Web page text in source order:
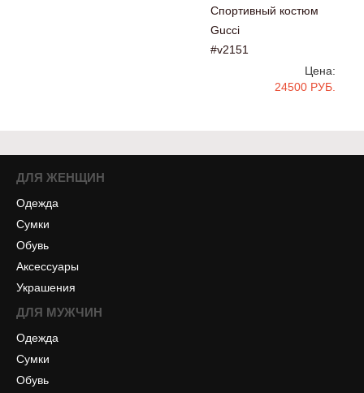
Спортивный костюм
Gucci
#v2151
Цена:
24500 РУБ.
ДЛЯ ЖЕНЩИН
Одежда
Сумки
Обувь
Аксессуары
Украшения
ДЛЯ МУЖЧИН
Одежда
Сумки
Обувь